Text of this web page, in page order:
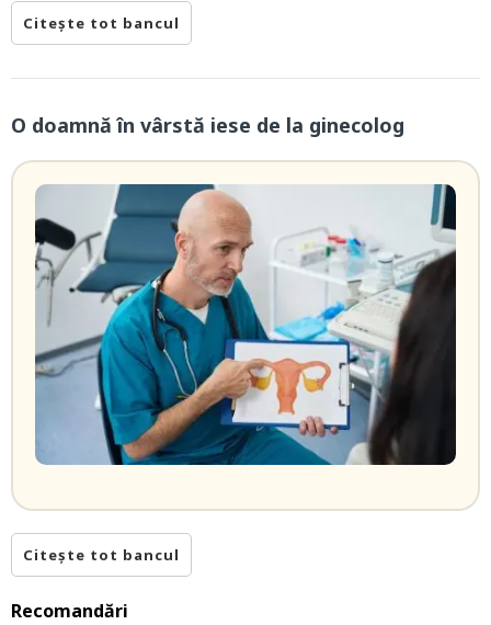
Citește tot bancul
O doamnă în vârstă iese de la ginecolog
Citește tot bancul
Recomandări